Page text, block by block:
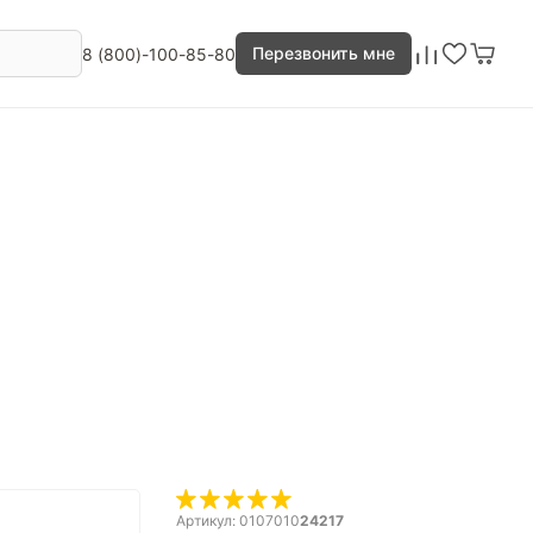
8 (800)-100-85-80 Перезвонить мне
Артикул: 010701024217